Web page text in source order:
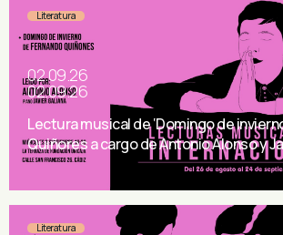
Literatura
02.09.26
02.09.26
Lectura musical de ‘Domingo de
Quiñores a cargo de Antonio Alonso y
Literatura